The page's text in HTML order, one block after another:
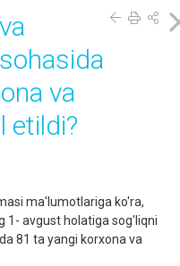
va
etildi?
ma'lumotlariga ko'ra,
1- avgust holatiga sog'liqni
81 ta yangi korxona va